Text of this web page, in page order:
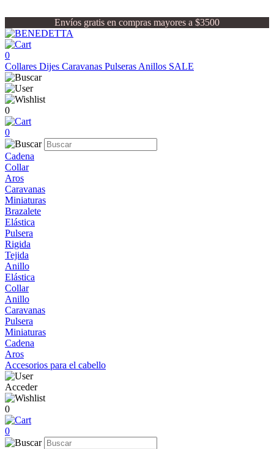
Envíos gratis en compras mayores a $3500
0
Collares Dijes Caravanas Pulseras Anillos SALE
0
0
Cadena
Collar
Aros
Caravanas
Miniaturas
Brazalete
Elástica
Pulsera
Rigida
Tejida
Anillo
Elástica
Collar
Anillo
Caravanas
Pulsera
Miniaturas
Cadena
Aros
Accesorios para el cabello
Acceder
0
0